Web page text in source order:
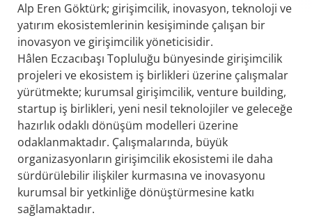
Alp Eren Göktürk; girişimcilik, inovasyon, teknoloji ve
yatırım ekosistemlerinin kesişiminde çalışan bir
inovasyon ve girişimcilik yöneticisidir.
Hâlen Eczacıbaşı Topluluğu bünyesinde girişimcilik
projeleri ve ekosistem iş birlikleri üzerine çalışmalar
yürütmekte; kurumsal girişimcilik, venture building,
startup iş birlikleri, yeni nesil teknolojiler ve geleceğe
hazırlık odaklı dönüşüm modelleri üzerine
odaklanmaktadır. Çalışmalarında, büyük
organizasyonların girişimcilik ekosistemi ile daha
sürdürülebilir ilişkiler kurmasına ve inovasyonu
kurumsal bir yetkinliğe dönüştürmesine katkı
sağlamaktadır.